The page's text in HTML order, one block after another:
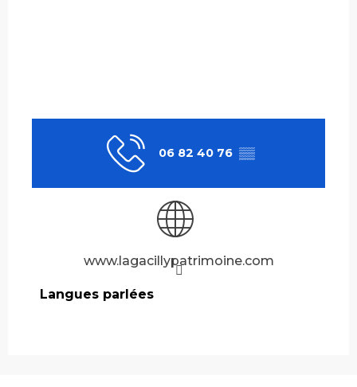
06 82 40 76 ▒▒
www.lagacillypatrimoine.com
Langues parlées
Langues parlées